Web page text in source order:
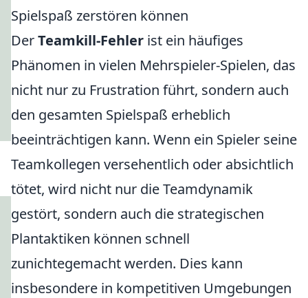
Spielspaß zerstören können
DerTeamkill-Fehler ist ein häufiges
Phänomen in vielen Mehrspieler-Spielen, das
nicht nur zu Frustration führt, sondern auch
den gesamten Spielspaß erheblich
beeinträchtigen kann. Wenn ein Spieler seine
Teamkollegen versehentlich oder absichtlich
tötet, wird nicht nur die Teamdynamik
gestört, sondern auch die strategischen
Plantaktiken können schnell
zunichtegemacht werden. Dies kann
insbesondere in kompetitiven Umgebungen